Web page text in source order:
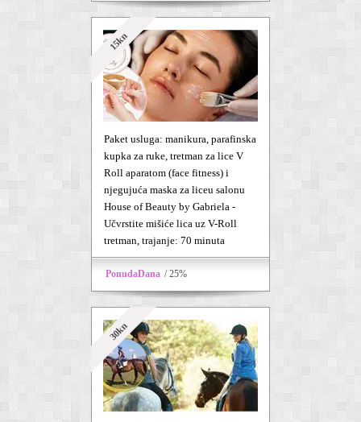
15kn
Paket usluga: manikura, parafinska
kupka za ruke, tretman za lice V
Roll aparatom (face fitness) i
njegujuća maska za liceu salonu
House of Beauty by Gabriela -
Učvrstite mišiće lica uz V-Roll
tretman, trajanje: 70 minuta
PonudaDana / 25%
30kn